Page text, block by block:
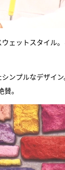
ェットスタイル
ンプルなデザイ
。